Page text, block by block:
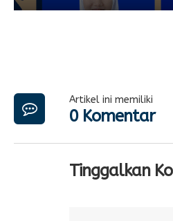
Artikel ini memiliki
0 Komentar
Tinggalkan